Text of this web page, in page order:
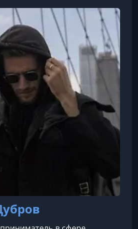
и fashion-съемки,
страницы таких
как L`Officiel. Помимо
Татьяна активно
создавая авторские
ведению визуальног